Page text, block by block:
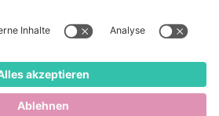
Instagramauf Youtube